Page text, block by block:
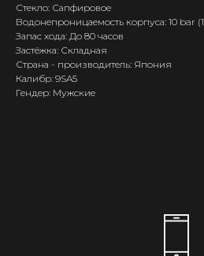
Стекло: Сапфировое
Водонепроницаемость корпуса: 10 bar
Запас хода: До 80 часов
Застёжка: Складная
Страна - производитель: Япония
Калибр: 9SA5
Гендер: Мужские